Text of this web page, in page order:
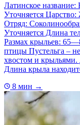
Латинское название:
Уточняется
Отряд:
Уточняется Длина
Размах крыльев:
птицы Пустельга –
хвостом и крыльями.
Длина крыла
8 мин →